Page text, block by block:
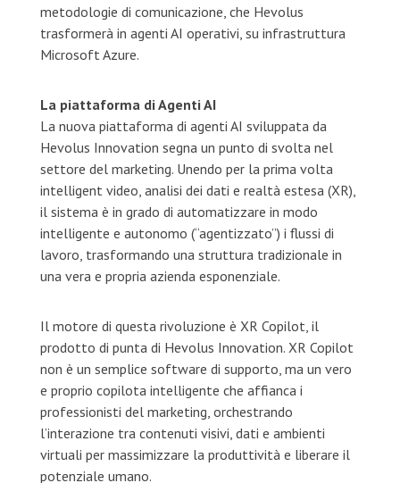
metodologie di comunicazione, che Hevolus
trasformerà in agenti AI operativi, su infrastruttura
Microsoft Azure.
La piattaforma di Agenti AI
La nuova piattaforma di agenti AI sviluppata da
Hevolus Innovation segna un punto di svolta nel
settore del marketing. Unendo per la prima volta
intelligent video, analisi dei dati e realtà estesa (XR),
il sistema è in grado di automatizzare in modo
intelligente e autonomo (“agentizzato”) i flussi di
lavoro, trasformando una struttura tradizionale in
una vera e propria azienda esponenziale.
Il motore di questa rivoluzione è XR Copilot, il
prodotto di punta di Hevolus Innovation. XR Copilot
non è un semplice software di supporto, ma un vero
e proprio copilota intelligente che affianca i
professionisti del marketing, orchestrando
l’interazione tra contenuti visivi, dati e ambienti
virtuali per massimizzare la produttività e liberare il
potenziale umano.